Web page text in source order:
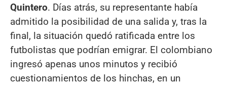
Quintero. Días atrás, su representante había
admitido la posibilidad de una salida y, tras la
final, la situación quedó ratificada entre los
futbolistas que podrían emigrar. El colombiano
ingresó apenas unos minutos y recibió
cuestionamientos de los hinchas, en un